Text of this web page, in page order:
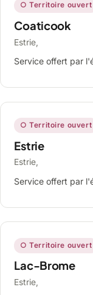
○ Territoire ouvert
Coaticook
Estrie,
Service offert par
○ Territoire ouvert
Estrie
Estrie,
Service offert par
○ Territoire ouvert
Lac-Brome
Estrie,